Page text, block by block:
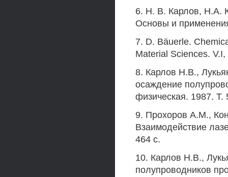
6. Н. В. Карлов, H.A.
Основы и
7. D. Bäuerle.
Material Sciences.
8. Карлов H.В.,
осаждение
физическая. 1987.
9. Прохоров A.M.,
Взаимодействие
464 с.
10. Карлов Н.В.,
полупроводников